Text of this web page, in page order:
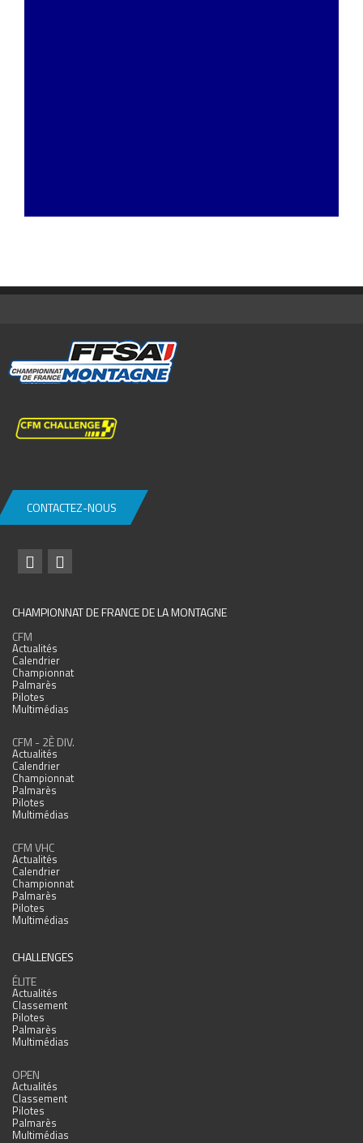
CONTACTEZ-NOUS
CHAMPIONNAT DE FRANCE DE LA MONTAGNE
CFM
Actualités
Calendrier
Championnat
Palmarès
Pilotes
Multimédias
CFM - 2È DIV.
Actualités
Calendrier
Championnat
Palmarès
Pilotes
Multimédias
CFM VHC
Actualités
Calendrier
Championnat
Palmarès
Pilotes
Multimédias
CHALLENGES
ÉLITE
Actualités
Classement
Pilotes
Palmarès
Multimédias
OPEN
Actualités
Classement
Pilotes
Palmarès
Multimédias